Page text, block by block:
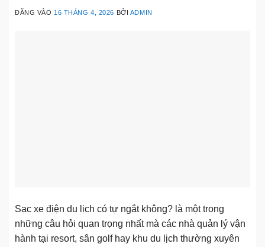
ĐĂNG VÀO 16 THÁNG 4, 2026 BỞI ADMIN
Sạc xe điện du lịch có tự ngắt không? là một trong
những câu hỏi quan trọng nhất mà các nhà quản lý vận
hành tại resort, sân golf hay khu du lịch thường xuyên